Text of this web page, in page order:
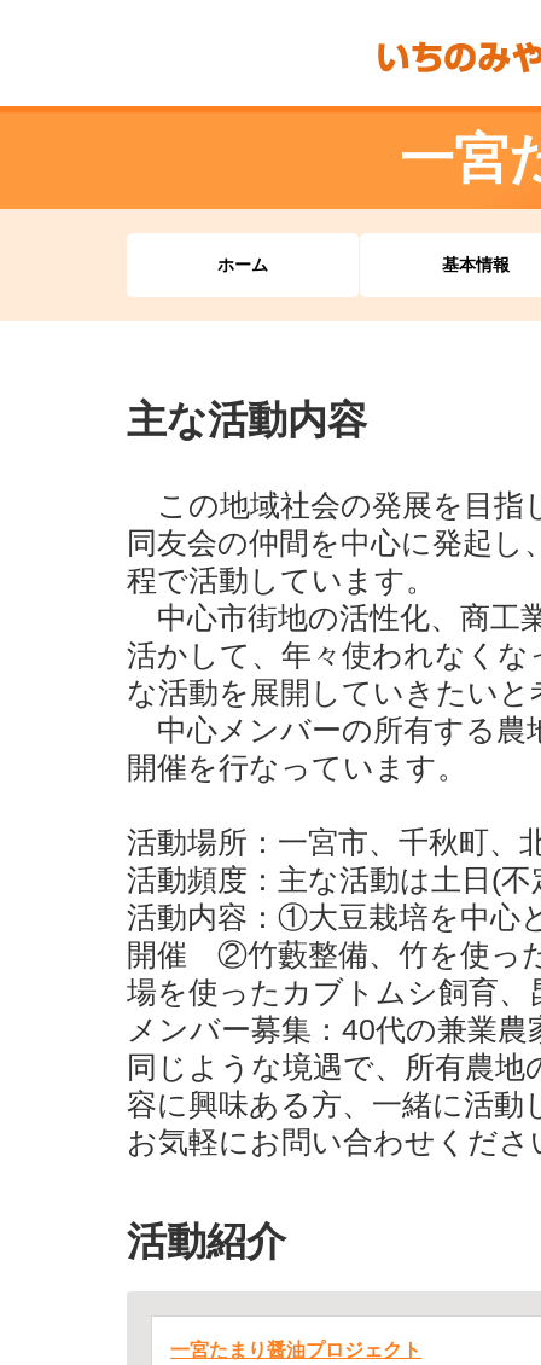
一宮
ホーム 基本情報
主な活動内容
この地域社会の発展を目指
同友会の仲間を中心に発起
程で活動しています。
中心市街地の活性化、商工
活かして、年々使われなく
な活動を展開していきたい
中心メンバーの所有する農
開催を行なっています。
活動場所：一宮市、千秋町、
活動頻度：主な活動は土日(不
活動内容：①大豆栽培を中心
開催 ②竹藪整備、竹を使っ
場を使ったカブトムシ飼育、
メンバー募集：40代の兼業
同じような境遇で、所有農
容に興味ある方、一緒に活動
お気軽にお問い合わせくだ
活動紹介
一宮たまり醤油プロジェクト